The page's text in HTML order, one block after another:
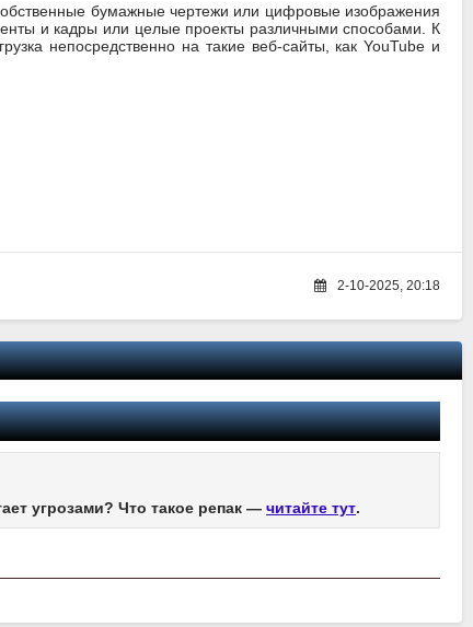
бумажные чертежи или цифровые изображения
и кадры или целые проекты различными способами. К
непосредственно на такие веб-сайты, как YouTube и
2-10-2025, 20:18
угрозами? Что такое репак — читайте тут.